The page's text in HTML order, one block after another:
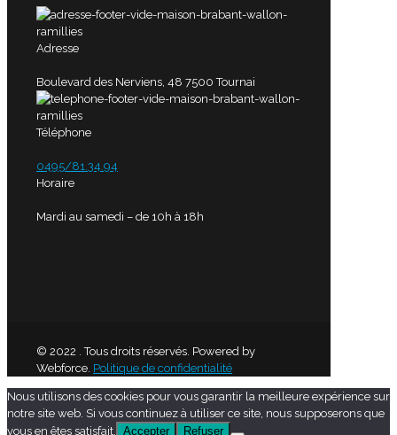
Adresse
Boulevard des Nerviens, 48 7500 Tournai
Téléphone
0495/81.34.94
Horaire
Mardi au samedi – de 10h à 18h
© 2022 . Tous droits réservés. Powered by
Webforce. Politique de confidentialité
Nous utilisons des cookies pour vous garantir la meilleure expérience sur
notre site web. Si vous continuez à utiliser ce site, nous supposerons que
vous en êtes satisfait. Accepter Refuser